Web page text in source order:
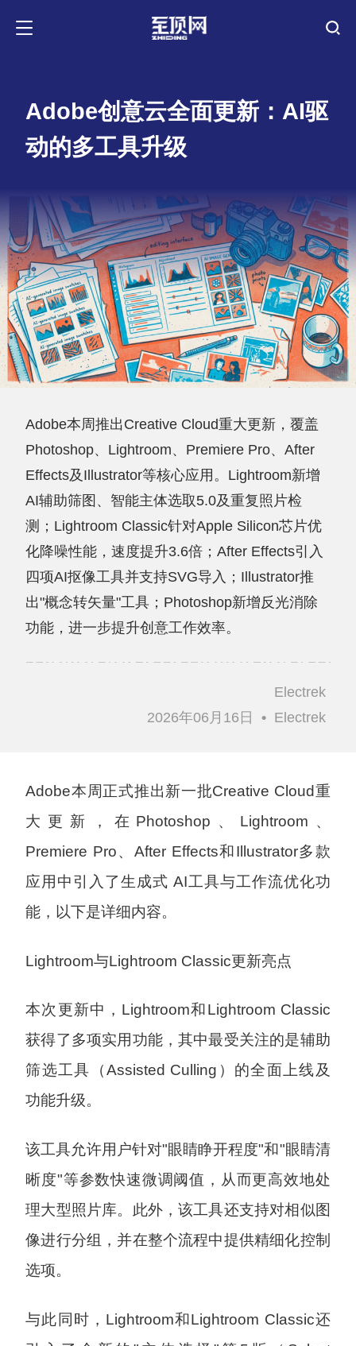
Adobe创意云全面更新：AI驱
动的多工具升级
Adobe本周推出Creative Cloud重大更新，覆盖
Photoshop、Lightroom、Premiere Pro、After
Effects及Illustrator等核心应用。Lightroom新增
AI辅助筛图、智能主体选取5.0及重复照片检
测；Lightroom Classic针对Apple Silicon芯片优
化降噪性能，速度提升3.6倍；After Effects引入
四项AI抠像工具并支持SVG导入；Illustrator推
出"概念转矢量"工具；Photoshop新增反光消除
功能，进一步提升创意工作效率。
Electrek
2026年06月16日
• Electrek
Adobe本周正式推出新一批Creative Cloud重
大更新，在Photoshop、Lightroom、
Premiere Pro、After Effects和Illustrator多款
应用中引入了生成式 AI工具与工作流优化功
能，以下是详细内容。
Lightroom与Lightroom Classic更新亮点
本次更新中，Lightroom和Lightroom Classic
获得了多项实用功能，其中最受关注的是辅助
筛选工具（Assisted Culling）的全面上线及
功能升级。
该工具允许用户针对"眼睛睁开程度"和"眼睛清
晰度"等参数快速微调阈值，从而更高效地处
理大型照片库。此外，该工具还支持对相似图
像进行分组，并在整个流程中提供精细化控制
选项。
与此同时，Lightroom和Lightroom Classic还